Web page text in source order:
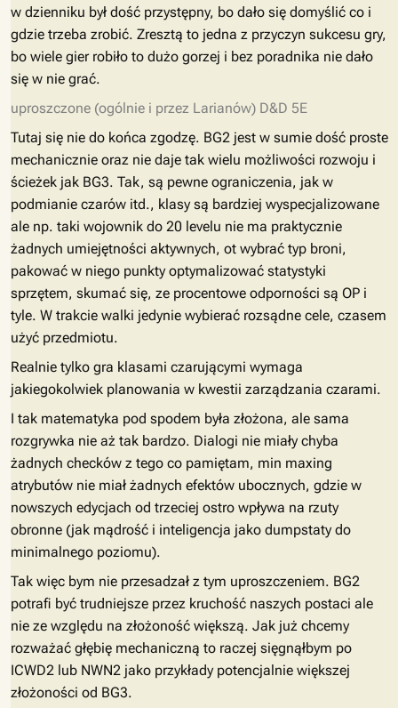
w dzienniku był dość przystępny, bo dało się domyślić co i
gdzie trzeba zrobić. Zresztą to jedna z przyczyn sukcesu gry,
bo wiele gier robiło to dużo gorzej i bez poradnika nie dało
się w nie grać.
uproszczone (ogólnie i przez Larianów) D&D 5E
Tutaj się nie do końca zgodzę. BG2 jest w sumie dość proste
mechanicznie oraz nie daje tak wielu możliwości rozwoju i
ścieżek jak BG3. Tak, są pewne ograniczenia, jak w
podmianie czarów itd., klasy są bardziej wyspecjalizowane
ale np. taki wojownik do 20 levelu nie ma praktycznie
żadnych umiejętności aktywnych, ot wybrać typ broni,
pakować w niego punkty optymalizować statystyki
sprzętem, skumać się, ze procentowe odporności są OP i
tyle. W trakcie walki jedynie wybierać rozsądne cele, czasem
użyć przedmiotu.
Realnie tylko gra klasami czarującymi wymaga
jakiegokolwiek planowania w kwestii zarządzania czarami.
I tak matematyka pod spodem była złożona, ale sama
rozgrywka nie aż tak bardzo. Dialogi nie miały chyba
żadnych checków z tego co pamiętam, min maxing
atrybutów nie miał żadnych efektów ubocznych, gdzie w
nowszych edycjach od trzeciej ostro wpływa na rzuty
obronne (jak mądrość i inteligencja jako dumpstaty do
minimalnego poziomu).
Tak więc bym nie przesadzał z tym uproszczeniem. BG2
potrafi być trudniejsze przez kruchość naszych postaci ale
nie ze względu na złożoność większą. Jak już chcemy
rozważać głębię mechaniczną to raczej sięgnąłbym po
ICWD2 lub NWN2 jako przykłady potencjalnie większej
złożoności od BG3.